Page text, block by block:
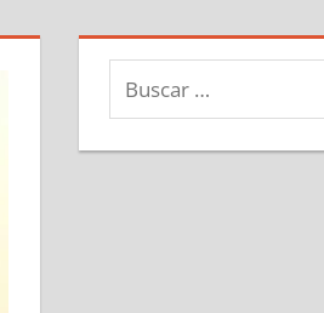
Buscar: